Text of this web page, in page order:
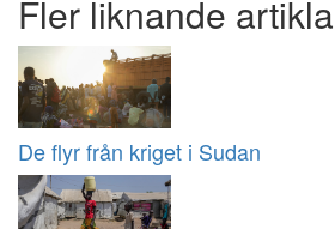
Fler liknande
De flyr från kriget i Sudan